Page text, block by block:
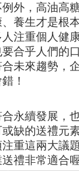
外，高油高
養生才是根
注重個人健
合乎人們的
未來趨勢，
！
永續發展，
缺的送禮元
重這兩大議題
禮非常適合